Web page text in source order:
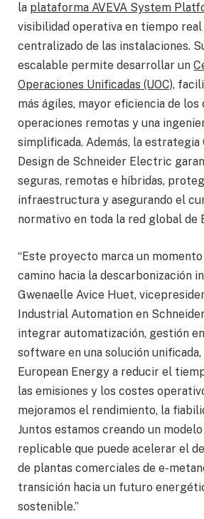
la plataforma AVEVA System
visibilidad operativa en tiempo
centralizado de las instalaciones.
escalable permite desarrollar un
Operaciones Unificadas (UOC),
más ágiles, mayor eficiencia de los
operaciones remotas y una
simplificada. Además, la
Design de Schneider Electric
seguras, remotas e híbridas,
infraestructura y asegurando el
normativo en toda la red global de
“Este proyecto marca un
camino hacia la descarbonización
Gwenaelle Avice Huet,
Industrial Automation en
integrar automatización, gestión
software en una solución unificada,
European Energy a reducir el
las emisiones y los costes
mejoramos el rendimiento, la
Juntos estamos creando un
replicable que puede acelerar el
de plantas comerciales de e-
transición hacia un futuro
sostenible.”